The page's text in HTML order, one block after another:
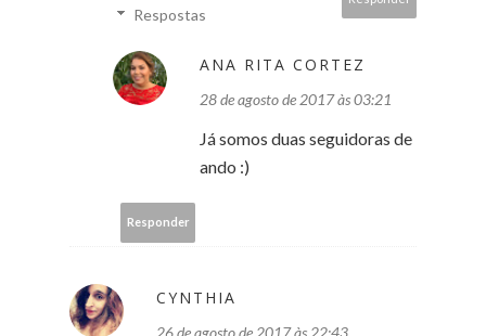
Respostas
ANA RITA CORTEZ
28 de agosto de 2017 às 03:21
Já somos duas seguidoras de
ando :)
Responder
CYNTHIA
26 de agosto de 2017 às 22:43